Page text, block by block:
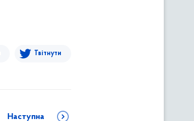
Твітнути
Наступна